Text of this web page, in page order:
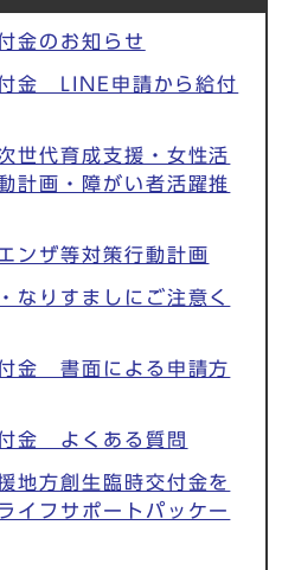
金のお知らせ
金 LINE申請から給付
世代育成支援・女性活
計画・障がい者活躍推
ンザ等対策行動計画
なりすましにご注意く
金 書面による申請方
金 よくある質問
地方創生臨時交付金を
イフサポートパッケー